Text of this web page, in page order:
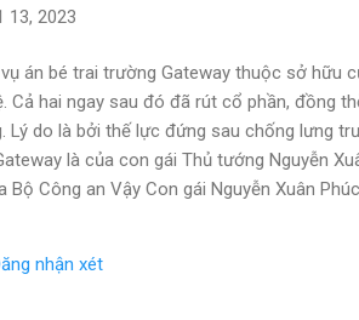
13, 2023
án bé trai trường Gateway thuộc sở hữu
Cả hai ngay sau đó đã rút cổ phần, đồng
Lý do là bởi thế lực đứng sau chống lưng
là của con gái Thủ tướng Nguyễn
Bộ Công an Vậy Con gái Nguyễn Xuân
trường Quốc tế Gateway, trường xảy ra vụ
gia đình Thân Đức Nam, đệ tử Thủ
nhận xét